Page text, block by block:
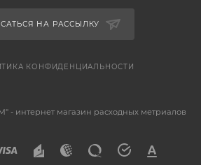
НА РАССЫЛКУ
КОНФИДЕНЦИАЛЬНОСТИ
- интернет магазин расходных метриалов